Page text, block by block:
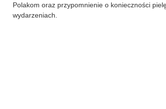
Polakom oraz przypomnienie o konieczności
wydarzeniach.